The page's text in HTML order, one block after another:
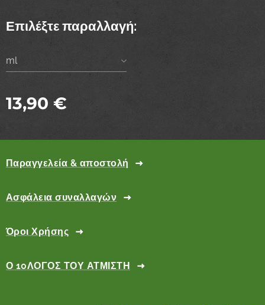
Επιλέξτε παραλλαγή:
ml
13,90 €
Παραγγελεία & αποστολή
Ασφάλεια συναλλαγών
Όροι Χρήσης
Ο 10ΛΟΓΟΣ ΤΟΥ ΑΤΜΙΣΤΗ